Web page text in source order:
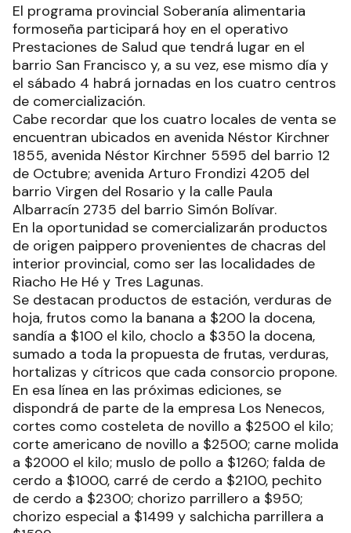
El programa provincial Soberanía alimentaria
formoseña participará hoy en el operativo
Prestaciones de Salud que tendrá lugar en el
barrio San Francisco y, a su vez, ese mismo día y
el sábado 4 habrá jornadas en los cuatro centros
de comercialización.
Cabe recordar que los cuatro locales de venta se
encuentran ubicados en avenida Néstor Kirchner
1855, avenida Néstor Kirchner 5595 del barrio 12
de Octubre; avenida Arturo Frondizi 4205 del
barrio Virgen del Rosario y la calle Paula
Albarracín 2735 del barrio Simón Bolívar.
En la oportunidad se comercializarán productos
de origen paippero provenientes de chacras del
interior provincial, como ser las localidades de
Riacho He Hé y Tres Lagunas.
Se destacan productos de estación, verduras de
hoja, frutos como la banana a $200 la docena,
sandía a $100 el kilo, choclo a $350 la docena,
sumado a toda la propuesta de frutas, verduras,
hortalizas y cítricos que cada consorcio propone.
En esa línea en las próximas ediciones, se
dispondrá de parte de la empresa Los Nenecos,
cortes como costeleta de novillo a $2500 el kilo;
corte americano de novillo a $2500; carne molida
a $2000 el kilo; muslo de pollo a $1260; falda de
cerdo a $1000, carré de cerdo a $2100, pechito
de cerdo a $2300; chorizo parrillero a $950;
chorizo especial a $1499 y salchicha parrillera a